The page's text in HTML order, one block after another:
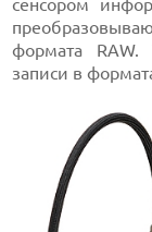
сенсором
формата RAW.
записи в